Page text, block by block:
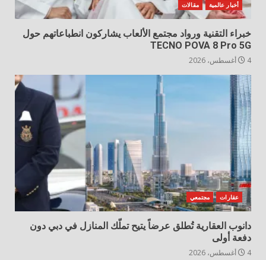
أخبار عالمية مقالات
خبراء التقنية ورواد مجتمع الألعاب يشاركون انطباعاتهم حول
TECNO POVA 8 Pro 5G
4 أغسطس، 2026
عقارات مجتمعي
دانوب العقارية تُطلق عرضاً يتيح تملّك المنازل في دبي دون
دفعة أولى
4 أغسطس، 2026